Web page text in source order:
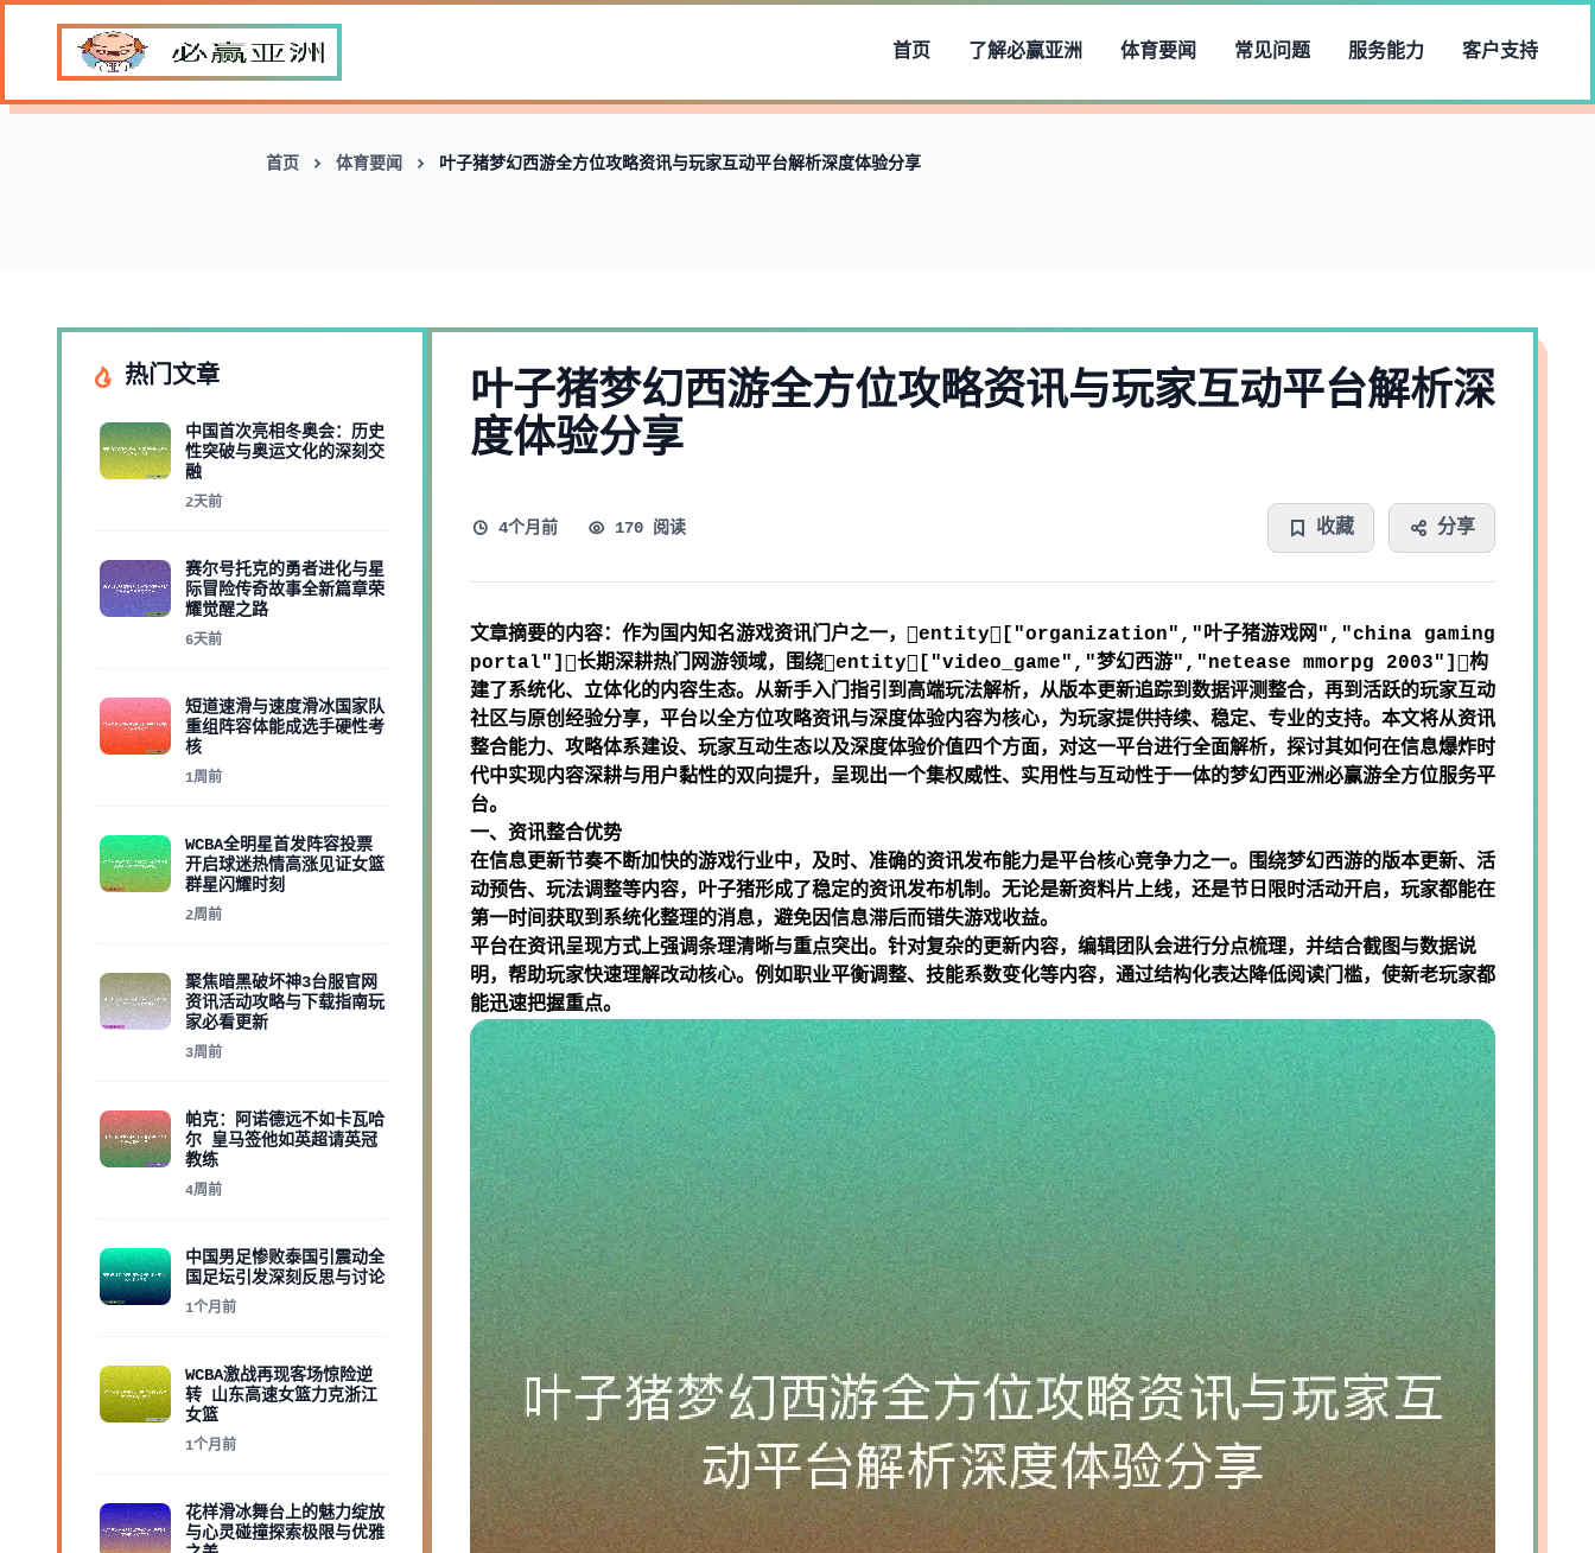
首页 了解必赢亚洲 体育要闻 常见问题 服务能力 客户支持
首页 体育要闻 叶子猪梦幻西游全方位攻略资讯与玩家互动平台解析深度体验分享
热门文章
中国首次亮相冬奥会：历史
性突破与奥运文化的深刻交
融
2天前
赛尔号托克的勇者进化与星
际冒险传奇故事全新篇章荣
耀觉醒之路
6天前
短道速滑与速度滑冰国家队
重组阵容体能成选手硬性考
核
1周前
WCBA全明星首发阵容投票
开启球迷热情高涨见证女篮
群星闪耀时刻
2周前
聚焦暗黑破坏神3台服官网
资讯活动攻略与下载指南玩
家必看更新
3周前
帕克：阿诺德远不如卡瓦哈
尔 皇马签他如英超请英冠
教练
4周前
中国男足惨败泰国引震动全
国足坛引发深刻反思与讨论
1个月前
WCBA激战再现客场惊险逆
转 山东高速女篮力克浙江
女篮
1个月前
花样滑冰舞台上的魅力绽放
与心灵碰撞探索极限与优雅
叶子猪梦幻西游全方位攻略资讯与玩家互动平台解析深
度体验分享
4个月前 170 阅读 收藏 分享
文章摘要的内容：作为国内知名游戏资讯门户之一，entity["organization","叶子猪游戏网","china gaming
portal"]长期深耕热门网游领域，围绕entity["video_game","梦幻西游","netease mmorpg 2003"]构
建了系统化、立体化的内容生态。从新手入门指引到高端玩法解析，从版本更新追踪到数据评测整合，再到活跃的玩家互动
社区与原创经验分享，平台以全方位攻略资讯与深度体验内容为核心，为玩家提供持续、稳定、专业的支持。本文将从资讯
整合能力、攻略体系建设、玩家互动生态以及深度体验价值四个方面，对这一平台进行全面解析，探讨其如何在信息爆炸时
代中实现内容深耕与用户黏性的双向提升，呈现出一个集权威性、实用性与互动性于一体的梦幻西亚洲必赢游全方位服务平
台。
一、资讯整合优势
在信息更新节奏不断加快的游戏行业中，及时、准确的资讯发布能力是平台核心竞争力之一。围绕梦幻西游的版本更新、活
动预告、玩法调整等内容，叶子猪形成了稳定的资讯发布机制。无论是新资料片上线，还是节日限时活动开启，玩家都能在
第一时间获取到系统化整理的消息，避免因信息滞后而错失游戏收益。
平台在资讯呈现方式上强调条理清晰与重点突出。针对复杂的更新内容，编辑团队会进行分点梳理，并结合截图与数据说
明，帮助玩家快速理解改动核心。例如职业平衡调整、技能系数变化等内容，通过结构化表达降低阅读门槛，使新老玩家都
能迅速把握重点。